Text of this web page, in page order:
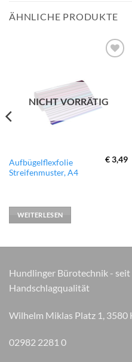
ÄHNLICHE PRODUKTE
hinzufügen
NICHT VORRÄTIG
Aufbügelflexfolie
Streifenmuster, A4
€3,49
WEITERLESEN
Hundlinger Bürotechnik -
Handschlagqualität
Wilhelm Miklas Platz 1, 3580
02982 2281 0